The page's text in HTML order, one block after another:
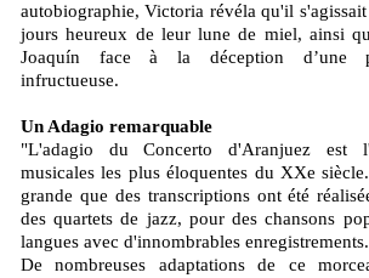
autobiographie, Victoria révéla qu'il
jours heureux de leur lune de miel, ainsi
Joaquín face à la déception d’une
infructueuse.
Un Adagio remarquable
"L'adagio du Concerto d'Aranjuez est
musicales les plus éloquentes du XXe
grande que des transcriptions ont été
des quartets de jazz, pour des chansons
langues avec d'innombrables
De nombreuses adaptations de ce